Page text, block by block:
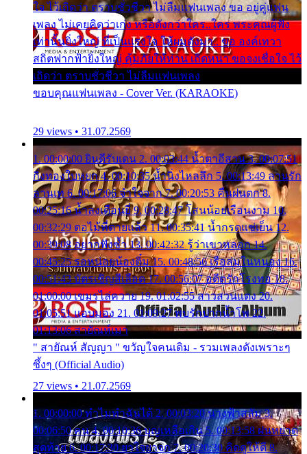
ใจ ไว้เถิดว่า ตราบชั่วชีวา ไม่ลืมแฟนเพลง ขอ อยู่คู่แฟน
เพลง ไม่เคยคิดว่าเก่ง หรือดังกว่าใคร..ใคร พระคุณผู้ฟัง
เท่านั้นยิ่งใหญ่ ที่เป็นแรงใจ ให้ผมดังมา.. ขอ องค์เทวา
สถิตฟากฟ้ายิ่งใหญ่ คุ้มภัยให้ท่าน เถิดหนา ขอจงเชื่อใจ ไว้
เถิดว่า ตราบชั่วชีวา ไม่ลืมแฟนเพลง
ขอบคุณแฟนเพลง - Cover Ver. (KARAOKE)
29 views • 31.07.2569
1. 00:00:00 ยินดีรับเดน 2. 00:03:44 น้ำตาอีสาน 3. 00:07:51
กิ่งทองใบหยก 4. 00:10:35 น้ำนิ่งไหลลึก 5. 00:13:49 ลานรัก
ลานเท 6. 00:17:06 จำใจจาก 7. 00:20:53 คืนฝนตก 8.
00:25:16 น้ำลงเดือนยี่ 9. 00:28:47 โสนน้อยเรือนงาม 10.
00:32:29 ตอไม้ที่ตายแล้ว 11. 00:35:41 น้ำกรดแช่เย็น 12.
00:39:08 อยากฟังซ้ำ 13. 00:42:32 รู้ว่าเขาหลอก 14.
00:45:25 รอหน่อยน้องติ๋ม 15. 00:48:56 เรือล่มในหนอง 16.
00:51:43 บัตรเชิญสีเลือด 17. 00:56:07 อดีตรักโรงทอ 18.
01:00:00 เขมรไล่ควาย 19. 01:02:55 สาวสวนแตง 20.
01:05:51 แอบมอง 21. 01:09:27 พบรักปากน้ำโพ 22.
01:13:06 สายัณห์เมา
" สายัณห์ สัญญา " ขวัญใจคนเดิม - รวมเพลงดังเพราะๆ
ซึ้งๆ (Official Audio)
27 views • 21.07.2569
1. 00:00:00 ทำไมทำฉันได้ 2. 00:03:20 นางฟ้าสลัม 3.
00:06:50 คน 4. 00:10:36 บุญเหลือเกิน 5. 00:13:58 ฝนหยาด
สุดท้าย 6. 00:17:30 ยาใจยาจก 7. 00:20:30 คิดดูให้ดี 8.